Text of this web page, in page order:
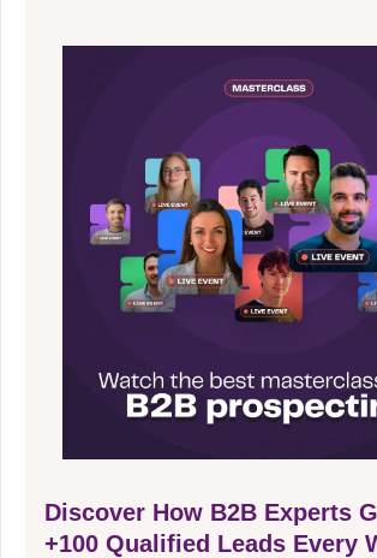
Discover How B2B Experts
+100 Qualified Leads Every